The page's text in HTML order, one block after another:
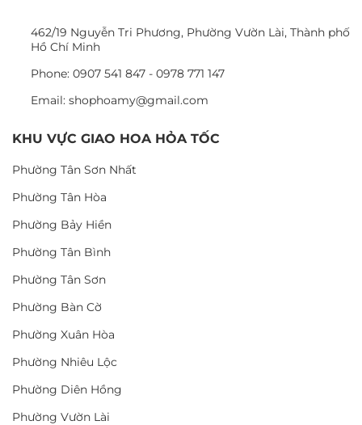
462/19 Nguyễn Tri Phương, Phường Vườn Lài, Thành phố
Hồ Chí Minh
Phone: 0907 541 847 - 0978 771 147
Email: shophoamy@gmail.com
KHU VỰC GIAO HOA HỎA TỐC
Phường Tân Sơn Nhất
Phường Tân Hòa
Phường Bảy Hiền
Phường Tân Bình
Phường Tân Sơn
Phường Bàn Cờ
Phường Xuân Hòa
Phường Nhiêu Lộc
Phường Diên Hồng
Phường Vườn Lài